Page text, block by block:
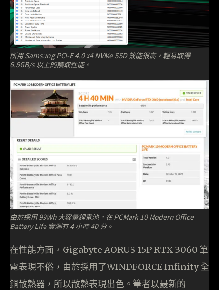
所用 Samsung PCI-E 4.0 x4 NVMe SSD 效能很高，輕易取得
6.5GB/s 以上的讀取性能。
由於採用 99Wh 大容量鋰電池，在 PCMark 10 Modern Office
Battery Life 實測有 4 小時 40 分。
在性能方面，Gigabyte AORUS 15P RTX 3060 筆
電表現不俗，由於採用了WINDFORCE Infinity 全
銅散熱器，所以散熱表現出色。筆者以最新的